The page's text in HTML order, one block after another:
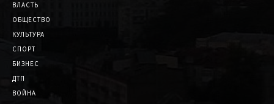
ВЛАСТЬ
ОБЩЕСТВО
КУЛЬТУРА
СПОРТ
БИЗНЕС
ДТП
ВОЙНА